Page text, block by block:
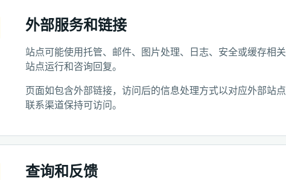
外部服务和链接
站点可能使用托管、邮件、图片处理、日志、安全或缓存相
站点运行和咨询回复。
页面如包含外部链接，访问后的信息处理方式以对应外部站
联系渠道保持可访问。
查询和反馈